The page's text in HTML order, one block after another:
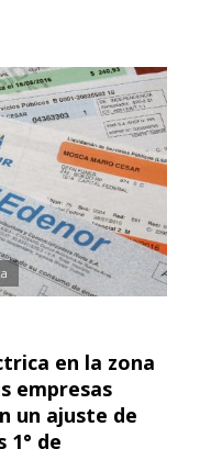
en la zona
empresas
un ajuste de
1° de